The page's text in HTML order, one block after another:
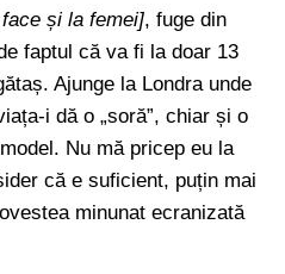
și la femei], fuge din
faptul că va fi la doar 13
Ajunge la Londra unde
i dă o „soră”, chiar și o
Nu mă pricep eu la
că e suficient, puțin mai
minunat ecranizată